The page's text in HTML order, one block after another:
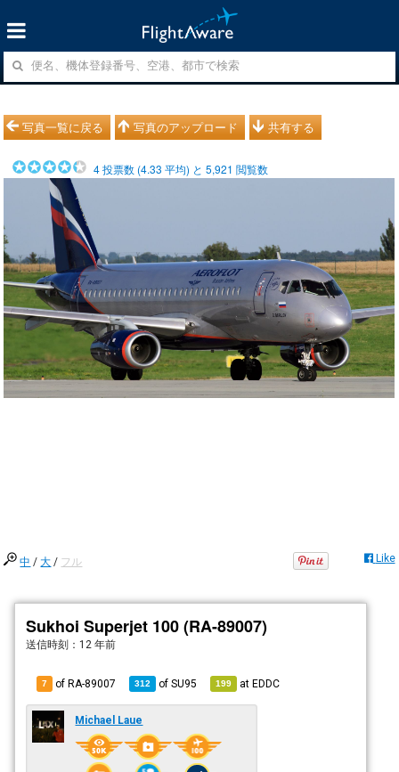
写真一覧に戻る 写真のアップロード 共有する
4投票数 (4.33 平均) と5,921 閲覧数
中 /大 / フル Like
Sukhoi Superjet 100 (RA-89007)
送信時刻： 12 年前
7 of RA-89007 312 ofSU95 199 atEDDC
Michael Laue